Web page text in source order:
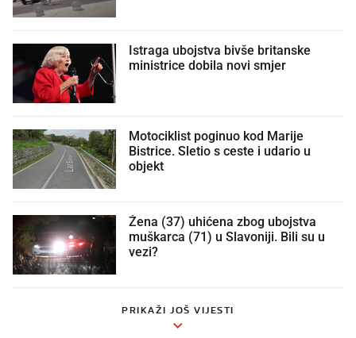
Istraga ubojstva bivše britanske
ministrice dobila novi smjer
Motociklist poginuo kod Marije
Bistrice. Sletio s ceste i udario u
objekt
Žena (37) uhićena zbog ubojstva
muškarca (71) u Slavoniji. Bili su u
vezi?
PRIKAŽI JOŠ VIJESTI